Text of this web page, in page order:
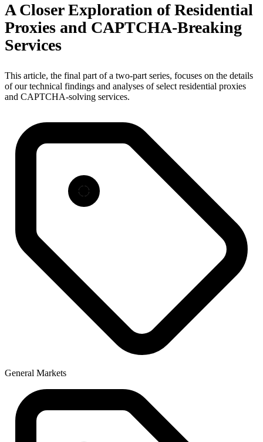
A Closer Exploration of Residential
Proxies and CAPTCHA-Breaking
Services
This article, the final part of a two-part series, focuses on the details
of our technical findings and analyses of select residential proxies
and CAPTCHA-solving services.
General Markets